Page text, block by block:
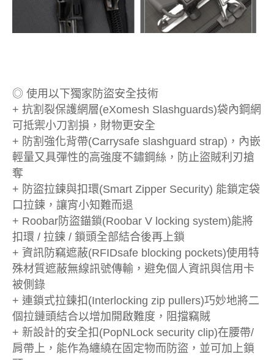
◎ 使用以下獨家防盜安全技術
+ 抗割裂保護網層(eXomesh Slashguards)袋內鋼網
可抵禦小刀割損，財物更安全
+ 防割強化背帶(Carrysafe slashguard strap)，內嵌
輕量又具彈性的高強度不鏽鋼絲，防止盜賊利刃搶
奪
+ 防盜拉鍊與扣環(Smart Zipper Security) 能鎖定袋
口拉鍊，讓宵小知難而退
+ Roobar防盜錨鎖(Roobar V locking system)能將
扣環 / 拉鍊 / 鎖頭全部結合後再上鎖
+ 資訊防竊遮蔽(RFIDsafe blocking pockets)使用特
殊材質遮蔽無線訊號傳輸，避免個人資訊與信用卡
被側錄
+ 連鎖式拉鍊扣(Interlocking zip pullers)巧妙地將二
個拉鏈頭結合以增加開啟難度，阻擋竊賊
+ 新設計的安全扣(PopNLock security clip)在腰帶/
肩帶上，能作為纏繞在固定物而防盜，並可加上鎖